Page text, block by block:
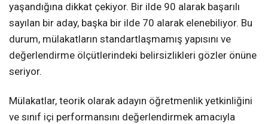
yaşandığına dikkat çekiyor. Bir ilde 90 alarak başarılı
sayılan bir aday, başka bir ilde 70 alarak elenebiliyor. Bu
durum, mülakatların standartlaşmamış yapısını ve
değerlendirme ölçütlerindeki belirsizlikleri gözler önüne
seriyor.
Mülakatlar, teorik olarak adayın öğretmenlik yetkinliğini
ve sınıf içi performansını değerlendirmek amacıyla